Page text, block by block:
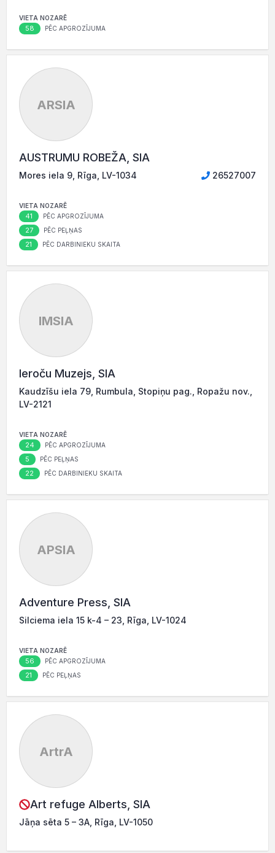
VIETA NOZARĒ
58 PĒC APGROZĪJUMA
ARSIA
AUSTRUMU ROBEŽA, SIA
Mores iela 9, Rīga, LV-1034 26527007
VIETA NOZARĒ
41 PĒC APGROZĪJUMA
27 PĒC PEĻŅAS
21 PĒC DARBINIEKU SKAITA
IMSIA
Ieroču Muzejs, SIA
Kaudzīšu iela 79, Rumbula, Stopiņu pag., Ropažu nov.,
LV-2121
VIETA NOZARĒ
24 PĒC APGROZĪJUMA
5 PĒC PEĻŅAS
22 PĒC DARBINIEKU SKAITA
APSIA
Adventure Press, SIA
Silciema iela 15 k-4 – 23, Rīga, LV-1024
VIETA NOZARĒ
56 PĒC APGROZĪJUMA
21 PĒC PEĻŅAS
ArtrA
Art refuge Alberts, SIA
Jāņa sēta 5 – 3A, Rīga, LV-1050